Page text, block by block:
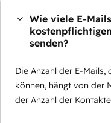
Wie viele E-
senden?
Die Anzahl der E-
können, hängt von der
der Anzahl der